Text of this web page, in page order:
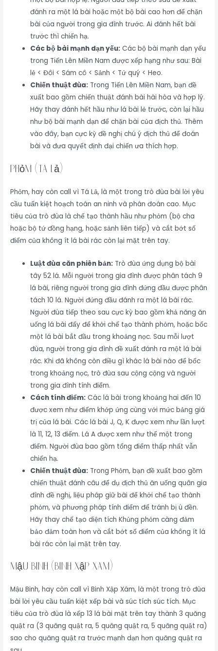
đánh ra một lá bài hoặc một bộ bài cao hơn để chặn
bài của người trong gia đình trước. Ai đánh hết bài
trước thì chiến hạ.
Các bộ bài mạnh dạn yếu: Các bộ bài mạnh dạn yếu
trong Tiến Lên Miền Nam được xếp hạng như sau: Bài
lẻ < Đôi < Sám cô < Sảnh < Tứ quý < Heo.
Chiến thuật đùa: Trong Tiến Lên Miền Nam, bạn đề
xuất bao gồm chiến thuật đánh bài hài hòa và hợp lý.
Hãy thay đánh hết hầu như lá bài lẻ trước, còn lại hầu
như bộ bài mạnh dạn để chặn bài của địch thủ. Thêm
vào đây, bạn cực kỳ đề nghị chú ý địch thủ để đoán
bài và đưa quyết định đại chiến ưa thích hợp.
Phỏm (Tá Lả)
Phỏm, hay còn call vì Tá Lả, là một trong trò đùa bài lời yêu
cầu tuấn kiệt hoạch toán an ninh và phán đoán cao. Mục
tiêu của trò đùa là chế tạo thành hầu như phỏm (bộ cha
hoặc bộ tứ đồng hạng, hoặc sảnh liên tiếp) và cắt bớt số
điểm của không ít lá bài rác còn lại mặt trên tay.
Luật đùa căn phiên bản: Trò đùa ứng dụng bộ bài
tây 52 lá. Mỗi người trong gia đình được phân tách 9
lá bài, riêng người trong gia đình đứng đầu được phân
tách 10 lá. Người đứng đầu đánh ra một lá bài rác.
Người đùa tiếp theo sau cực kỳ bao gồm khả năng ăn
uống lá bài đấy để khởi chế tạo thành phỏm, hoặc bốc
một lá bài bắt đầu trong khoảng nọc. Sau mỗi lượt
đùa, người trong gia đình đề xuất đánh ra một lá bài
rác. Khi đã không còn điều gì khác lá bài nào để bốc
trong khoảng nọc, trò đùa sau cộng cộng và người
trong gia đình tính điểm.
Cách tính điểm: Các lá bài trong khoảng hai đến 10
được xem như điểm khớp ứng cùng với mức bảng giá
trị của lá bài. Các lá bài J, Q, K được xem như lần lượt
là 11, 12, 13 điểm. Lá A được xem như thể một trong
điểm. Người đùa bao gồm tổng điểm thấp nhất vẫn
chiến hạ.
Chiến thuật đùa: Trong Phỏm, bạn đề xuất bao gồm
chiến thuật đánh câu để dụ địch thủ ăn uống quân gia
đình đề nghị, liệu pháp giữ bài để khởi chế tạo thành
phỏm, và phương pháp tính điểm để tránh bị ù đền.
Hãy thay chế tạo diện tích Khủng phỏm càng đảm
bảo đảm toàn hơn và cắt bớt số điểm của không ít lá
bài rác còn lại mặt trên tay.
Mậu Binh (Binh Xập Xám)
Mậu Binh, hay còn call vì Binh Xập Xám, là một trong trò đùa
bài lời yêu cầu tuấn kiệt xếp bài và súc tích súc tích. Mục
tiêu của trò đùa là xếp 13 lá bài mặt trên tay thành 3 quăng
quật ra (3 quăng quật ra, 5 quăng quật ra, 5 quăng quật ra)
sao cho quăng quật ra trước mạnh dạn hơn quăng quật ra